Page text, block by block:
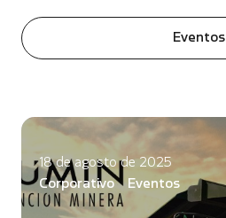
Eventos
18 de agosto de 2025
Corporativo
Eventos